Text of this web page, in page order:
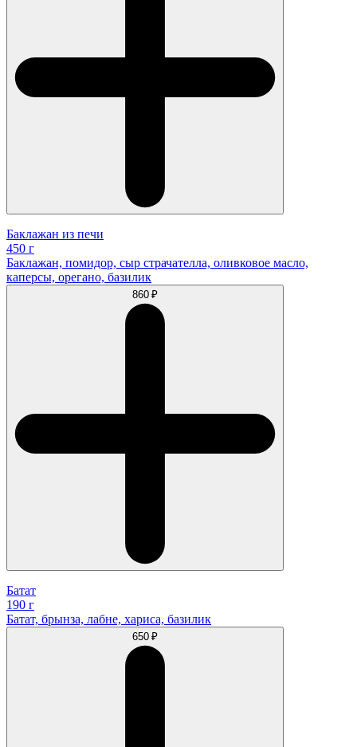
Баклажан из печи
450 г
Баклажан, помидор, сыр страчателла, оливковое масло,
каперсы, орегано, базилик
860 ₽
Батат
190 г
Батат, брынза, лабне, хариса, базилик
650 ₽